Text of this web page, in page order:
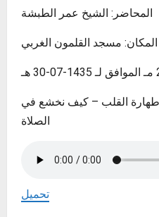
المحاضر: الشيخ عمر الطبشة
المكان: مسجد القلمون الغربي
طهارة القلب – كيف نخشع في
الصلاة
تحميل